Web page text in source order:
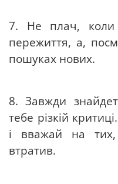
7. Не плач, коли
пережиття, а,
пошуках нових.
8. Завжди
тебе різкій
і вважай на
втратив.